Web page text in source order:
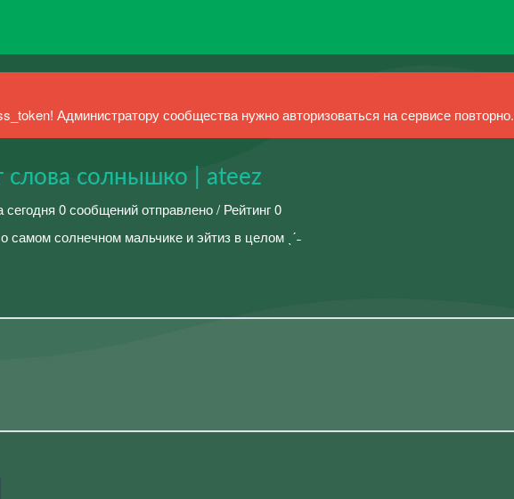
Администратору сообщества нужно авторизоваться на сервисе повторно.
слова солнышко | ateez
сегодня 0 сообщений отправлено / Рейтинг 0
о самом солнечном мальчике и эйтиз в целом ˎˊ˗